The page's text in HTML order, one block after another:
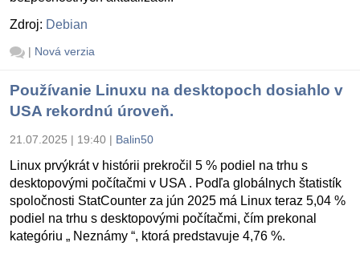
Zdroj: Debian
| Nová verzia
Používanie Linuxu na desktopoch dosiahlo v
USA rekordnú úroveň.
21.07.2025 | 19:40 | Balin50
Linux prvýkrát v histórii prekročil 5 % podiel na trhu s
desktopovými počítačmi v USA . Podľa globálnych štatistík
spoločnosti StatCounter za jún 2025 má Linux teraz 5,04 %
podiel na trhu s desktopovými počítačmi, čím prekonal
kategóriu „ Neznámy “, ktorá predstavuje 4,76 %.